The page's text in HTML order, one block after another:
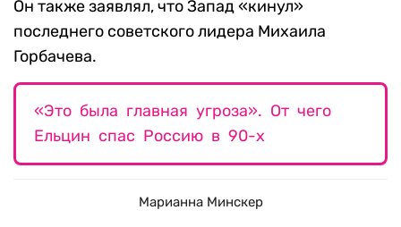
Он также заявлял, что Запад «кинул»
последнего советского лидера Михаила
Горбачева.
«Это была главная угроза». От чего
Ельцин спас Россию в 90-х
Марианна Минскер